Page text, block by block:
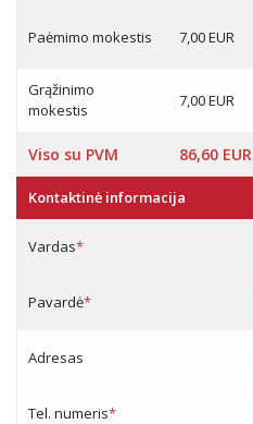
Paėmimo mokestis 7,00 EUR
Grąžinimo
mokestis
7,00 EUR
Viso su PVM 86,60 EUR
Kontaktinė informacija
Vardas*
Pavardė*
Adresas
Tel. numeris*